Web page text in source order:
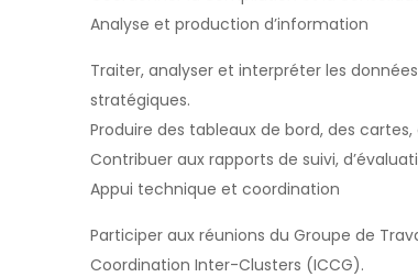
Analyse et production d’information
Traiter, analyser et interpréter les
stratégiques.
Produire des tableaux de bord, des
Contribuer aux rapports de suivi,
Appui technique et coordination
Participer aux réunions du Groupe de
Coordination Inter-Clusters (ICCG).